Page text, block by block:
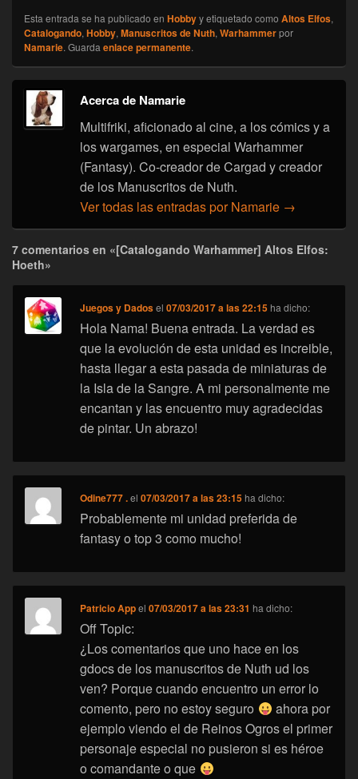
Esta entrada se ha publicado en Hobbyy etiquetado como Altos Elfos,
Catalogando, Hobby, Manuscritos de Nuth, Warhammerpor
Namarie. Guarda enlace permanente.
Acerca de Namarie
Multifriki, aficionado al cine, a los cómics y a
los wargames, en especial Warhammer
(Fantasy). Co-creador de Cargad y creador
de los Manuscritos de Nuth.
Ver todas las entradas por Namarie →
7 comentarios en «[Catalogando Warhammer] Altos Elfos:
Hoeth»
Juegos y Dadosel07/03/2017 a las 22:15 ha dicho:
Hola Nama! Buena entrada. La verdad es
que la evolución de esta unidad es increible,
hasta llegar a esta pasada de miniaturas de
la Isla de la Sangre. A mi personalmente me
encantan y las encuentro muy agradecidas
de pintar. Un abrazo!
Odine777 .el07/03/2017 a las 23:15 ha dicho:
Probablemente mi unidad preferida de
fantasy o top 3 como mucho!
Patricio Appel07/03/2017 a las 23:31 ha dicho:
Off Topic:
¿Los comentarios que uno hace en los
gdocs de los manuscritos de Nuth ud los
ven? Porque cuando encuentro un error lo
comento, pero no estoy seguro
ahora por
ejemplo viendo el de Reinos Ogros el primer
personaje especial no pusieron si es héroe
o comandante o que